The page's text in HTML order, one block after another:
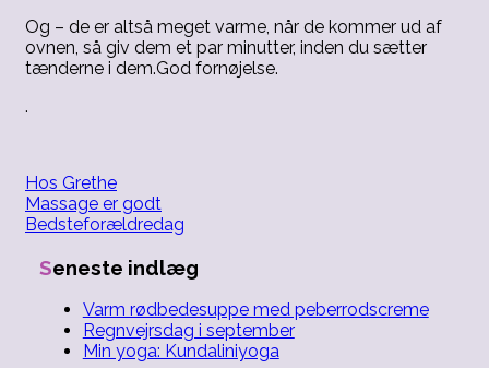
Og – de er altså meget varme, når de kommer ud af
ovnen, så giv dem et par minutter, inden du sætter
tænderne i dem.God fornøjelse.
.
Hos Grethe
Indlægsnavigation
Massage er godt
Bedsteforældredag
Seneste indlæg
Varm rødbedesuppe med peberrodscreme
Regnvejrsdag i september
Min yoga: Kundaliniyoga